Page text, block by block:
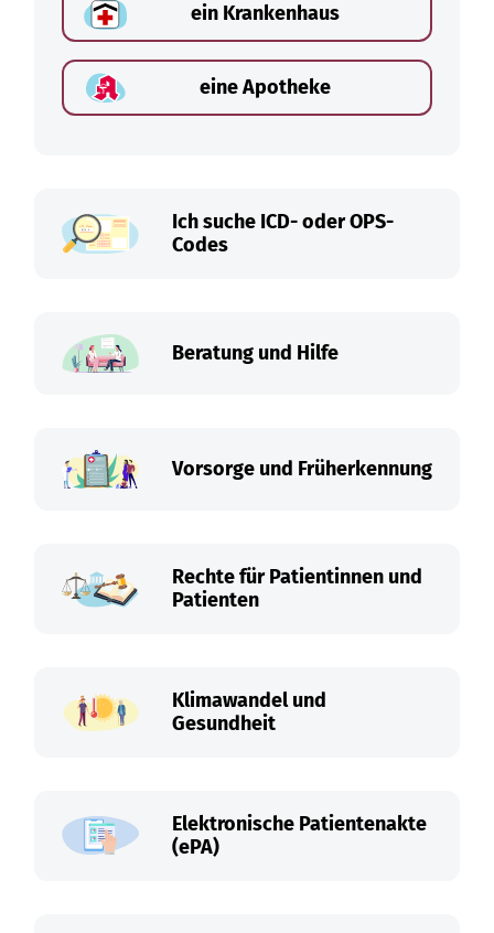
ein Krankenhaus
eine Apotheke
Ich suche ICD- oder OPS-
Codes
Beratung und Hilfe
Vorsorge und Früherkennung
Rechte für Patientinnen und
Patienten
Klimawandel und
Gesundheit
Elektronische Patientenakte
(ePA)